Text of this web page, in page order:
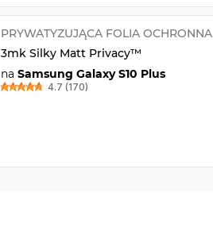
PRYWATYZUJĄCA FOLIA OCHRONNA
3mk Silky Matt Privacy™
na Samsung Galaxy S10 Plus
4.7 (170)